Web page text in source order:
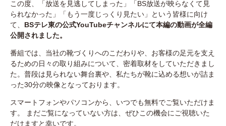
この度、「放送を見逃してしまった」「BS放送が映らなくて見
られなかった」「もう一度じっくり見たい」という皆様に向け
て、 BSテレ東の公式YouTubeチャンネルにて本編の動画が全編
公開されました。
番組では、当社の靴づくりへのこだわりや、お客様の足元を支え
るための日々の取り組みについて、密着取材をしていただきまし
た。普段は見られない舞台裏や、私たちが靴に込める想いが詰ま
った30分の映像となっております。
スマートフォンやパソコンから、いつでも無料でご覧いただけま
す。 まだご覧になっていない方は、ぜひこの機会にご視聴いた
だけますと幸いです。